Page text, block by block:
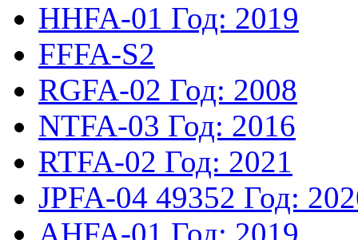
HHFA-01 Год: 2019
FFFA-S2
RGFA-02 Год: 2008
NTFA-03 Год: 2016
RTFA-02 Год: 2021
JPFA-04 49352 Год: